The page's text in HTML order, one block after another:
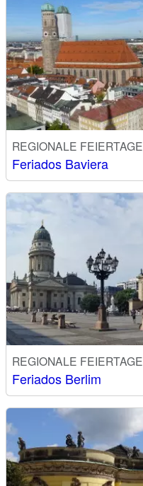
REGIONALE FEIERTAGE
Feriados Baviera
REGIONALE FEIERTAGE
Feriados Berlim